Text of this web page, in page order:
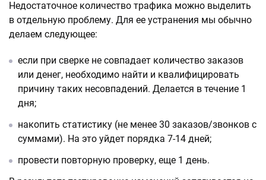
Недостаточное количество трафика можно выделить
в отдельную проблему. Для ее устранения мы обычно
делаем следующее:
если при сверке не совпадает количество заказов
или денег, необходимо найти и квалифицировать
причину таких несовпадений. Делается в течение 1
дня;
накопить статистику (не менее 30 заказов/звонков с
суммами). На это уйдет порядка 7-14 дней;
провести повторную проверку, еще 1 день.